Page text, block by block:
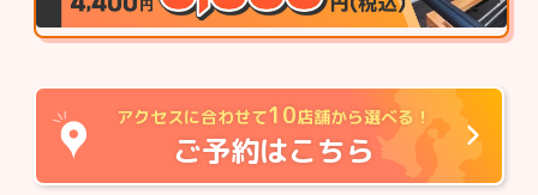
アクセスに合わせて10店舗から選べる！
ご予約はこちら